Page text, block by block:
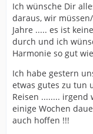
Ich wünsche Dir
daraus, wir
Jahre ..... es ist
durch und ich
Harmonie so gut
Ich habe gestern
etwas gutes zu tun
Reisen ........
einige Wochen
auch hoffen !!!